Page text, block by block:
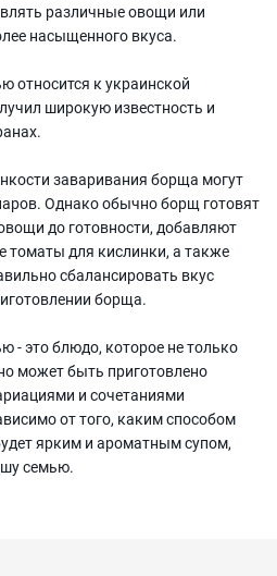
различные овощи или
насыщенного вкуса.
относится к украинской
широкую известность и
заваривания борща могут
Однако обычно борщ готовят
до готовности, добавляют
томаты для кислинки, а также
сбалансировать вкус
борща.
- это блюдо, которое не только
может быть приготовлено
и сочетаниями
от того, каким способом
ярким и ароматным супом,
семью.